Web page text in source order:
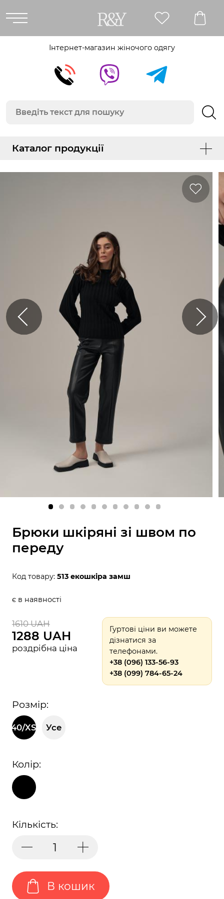
Інтернет-магазин жіночого одягу
Каталог продукції
Брюки шкіряні зі швом по
переду
Код товару: 513 екошкіра замш
є в наявності
1610 UAH
1288 UAH
роздрібна ціна
Гуртові ціни ви можете
дізнатися за
телефонами.
+38 (096) 133-56-93
+38 (099) 784-65-24
Розмір:
40/XS Усе
Колір:
Кількість:
В кошик